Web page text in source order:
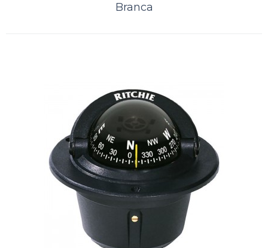
ORÇAMENTO
Comparar
Lista de Desejos
Branca